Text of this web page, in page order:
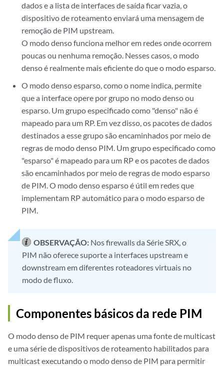
dados e a lista de interfaces de saída ficar vazia, o
dispositivo de roteamento enviará uma mensagem de
remoção de PIM upstream.
O modo denso funciona melhor em redes onde ocorrem
poucas ou nenhuma remoção. Nesses casos, o modo
denso é realmente mais eficiente do que o modo esparso.
O modo denso esparso, como o nome indica, permite
que a interface opere por grupo no modo denso ou
esparso. Um grupo especificado como "denso" não é
mapeado para um RP. Em vez disso, os pacotes de dados
destinados a esse grupo são encaminhados por meio de
regras de modo denso PIM. Um grupo especificado como
"esparso" é mapeado para um RP e os pacotes de dados
são encaminhados por meio de regras de modo esparso
de PIM. O modo denso esparso é útil em redes que
implementam RP automático para o modo esparso de
PIM.
OBSERVAÇÃO: Nos firewalls da Série SRX, o
PIM não oferece suporte a interfaces upstream e
downstream em diferentes roteadores virtuais no
modo de fluxo.
Componentes básicos da rede PIM
O modo denso de PIM requer apenas uma fonte de multicast
e uma série de dispositivos de roteamento habilitados para
multicast executando o modo denso de PIM para permitir